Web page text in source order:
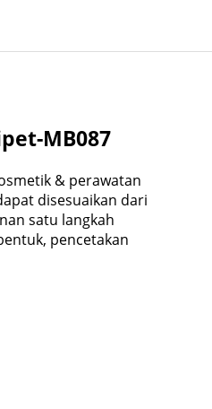
MB087
& perawatan
disesuaikan dari
satu langkah
pencetakan